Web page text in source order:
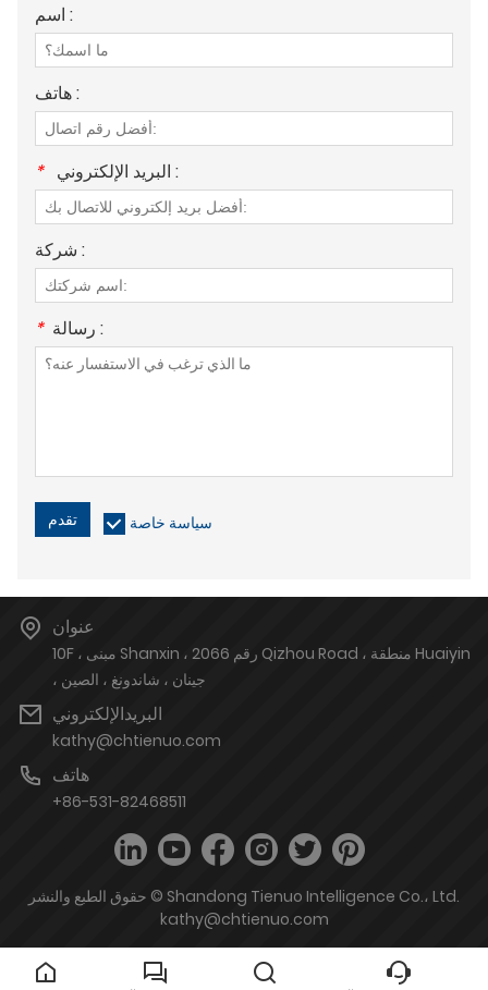
اسم :
هاتف :
* البريد الإلكتروني :
شركة :
* رسالة :
تقدم سياسة خاصة
عنوان
10F ، مبنى Shanxin ، رقم 2066 Qizhou Road ، منطقة Huaiyin
، جينان ، شاندونغ ، الصين
البريدالإلكتروني
kathy@chtienuo.com
هاتف
+86-531-82468511
حقوق الطبع والنشر © Shandong Tienuo Intelligence Co.، Ltd.
kathy@chtienuo.com